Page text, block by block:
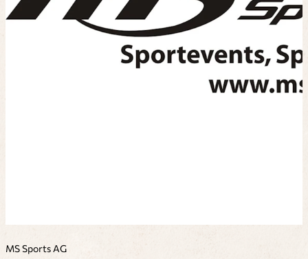
MS Sports AG